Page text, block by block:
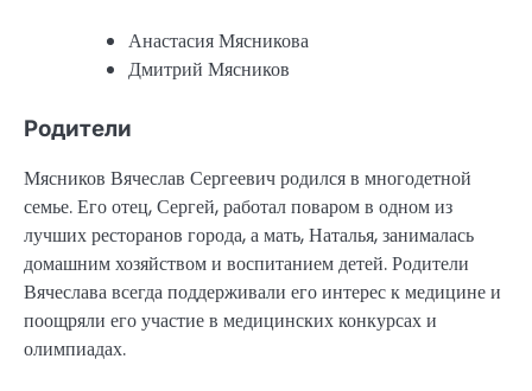
Анастасия Мясникова
Дмитрий Мясников
Родители
Мясников Вячеслав Сергеевич родился в многодетной
семье. Его отец, Сергей, работал поваром в одном из
лучших ресторанов города, а мать, Наталья, занималась
домашним хозяйством и воспитанием детей. Родители
Вячеслава всегда поддерживали его интерес к медицине и
поощряли его участие в медицинских конкурсах и
олимпиадах.